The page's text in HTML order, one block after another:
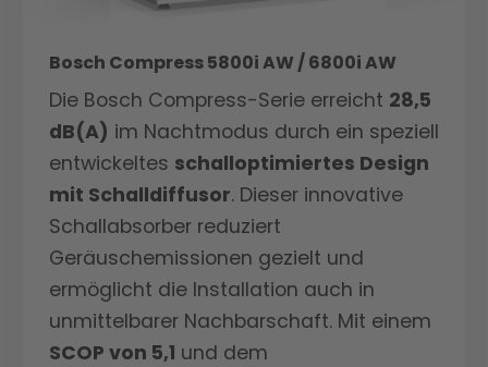
Bosch Compress 5800i AW / 6800i AW
Die Bosch Compress-Serie erreicht 28,5
dB(A) im Nachtmodus durch ein speziell
entwickeltes schalloptimiertes Design
mit Schalldiffusor. Dieser innovative
Schallabsorber reduziert
Geräuschemissionen gezielt und
ermöglicht die Installation auch in
unmittelbarer Nachbarschaft. Mit einem
SCOP von 5,1 und dem